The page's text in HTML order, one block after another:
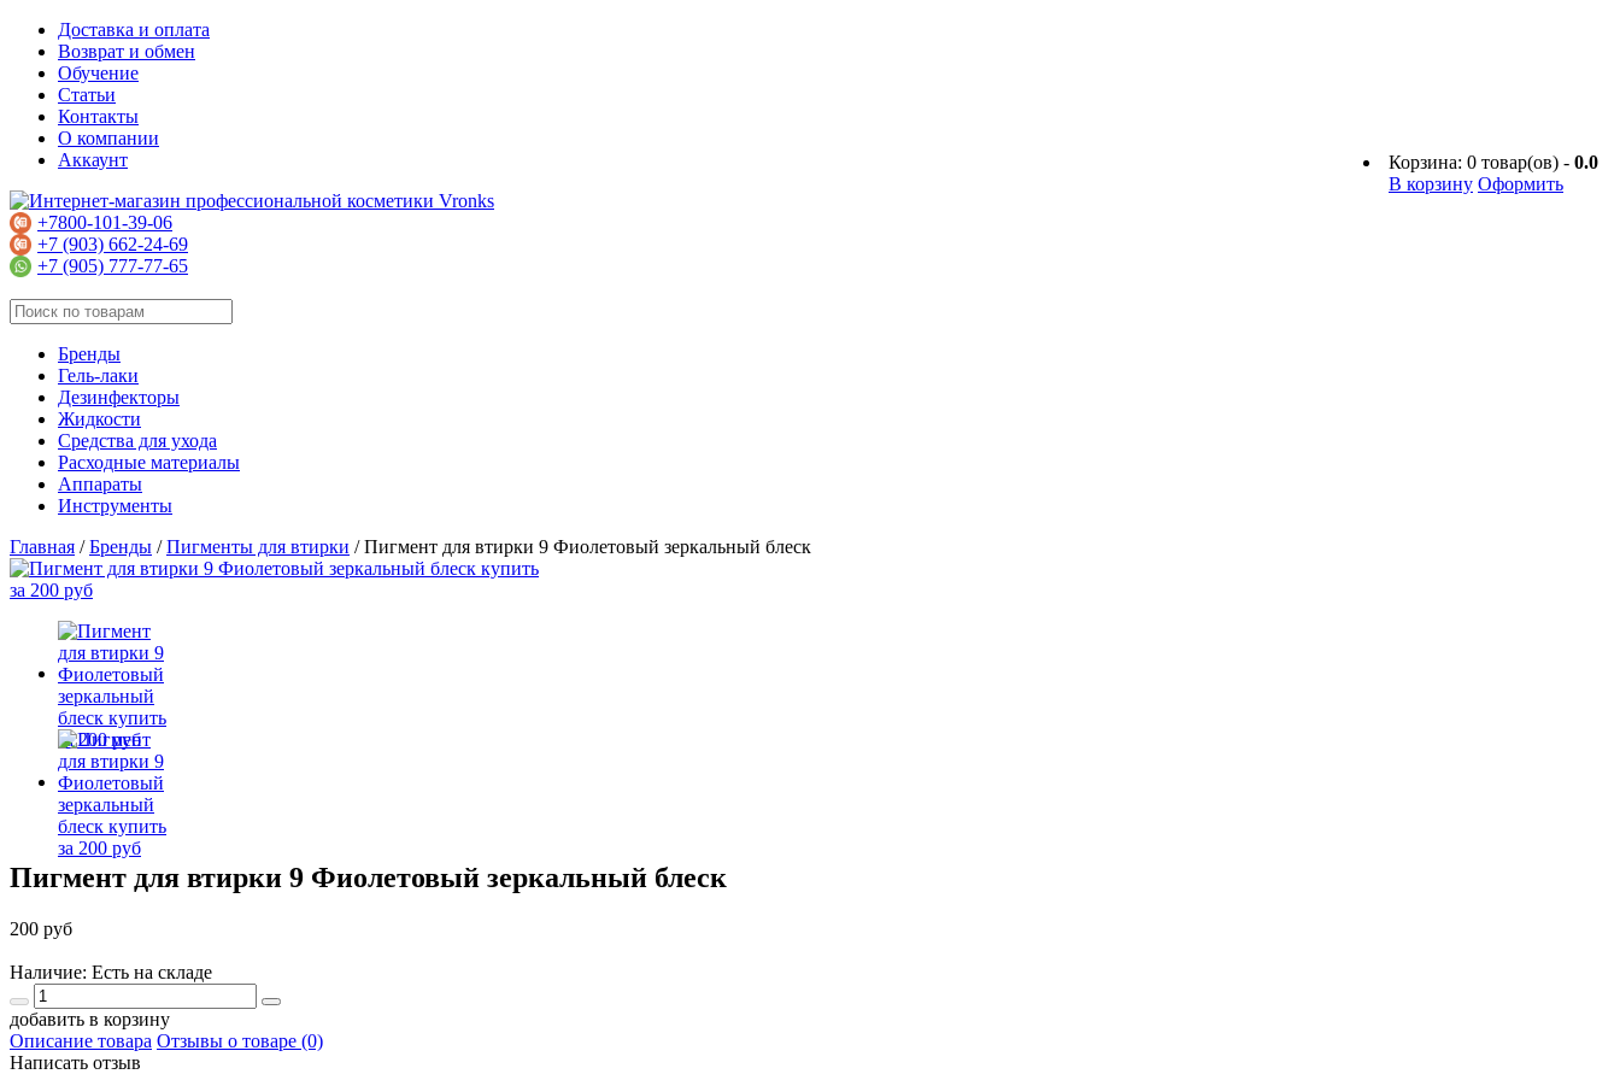
Доставка и оплата
Возврат и обмен
Обучение
Статьи
Контакты
О компании
Корзина: 0 товар(ов) - 0.0
В корзину Оформить
Аккаунт
+7800-101-39-06
+7 (903) 662-24-69
+7 (905) 777-77-65
Бренды
Гель-лаки
Дезинфекторы
Жидкости
Средства для ухода
Расходные материалы
Аппараты
Инструменты
Главная /Бренды /Пигменты для втирки /Пигмент для втирки 9 Фиолетовый зеркальный блеск
Пигмент для втирки 9 Фиолетовый зеркальный блеск
200 руб
Наличие: Есть на складе
добавить в корзину
Описание товара Отзывы о товаре (0)
Написать отзыв